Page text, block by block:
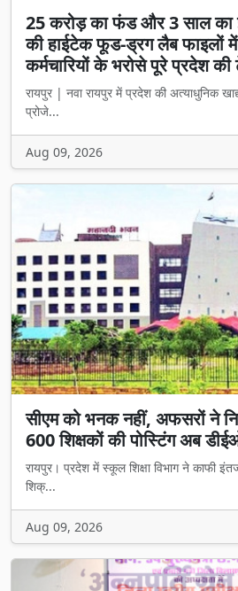
25 करोड़ का फंड और 3 साल का
की हाईटेक फूड-ड्रग लैब फाइलों
कर्मचारियों के भरोसे पूरे प्रदेश की
रायपुर | नवा रायपुर में प्रदेश की अत्याधुनिक
प्रोजे...
Aug 09, 2026
सीएम को भनक नहीं, अफसरों ने
600 शिक्षकों की पोस्टिंग अब
रायपुर। प्रदेश में स्कूल शिक्षा विभाग ने काफी
शिक्...
Aug 09, 2026